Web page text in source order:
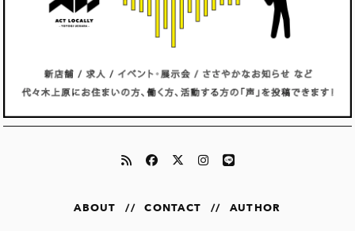
ABOUT // CONTACT // AUTHOR